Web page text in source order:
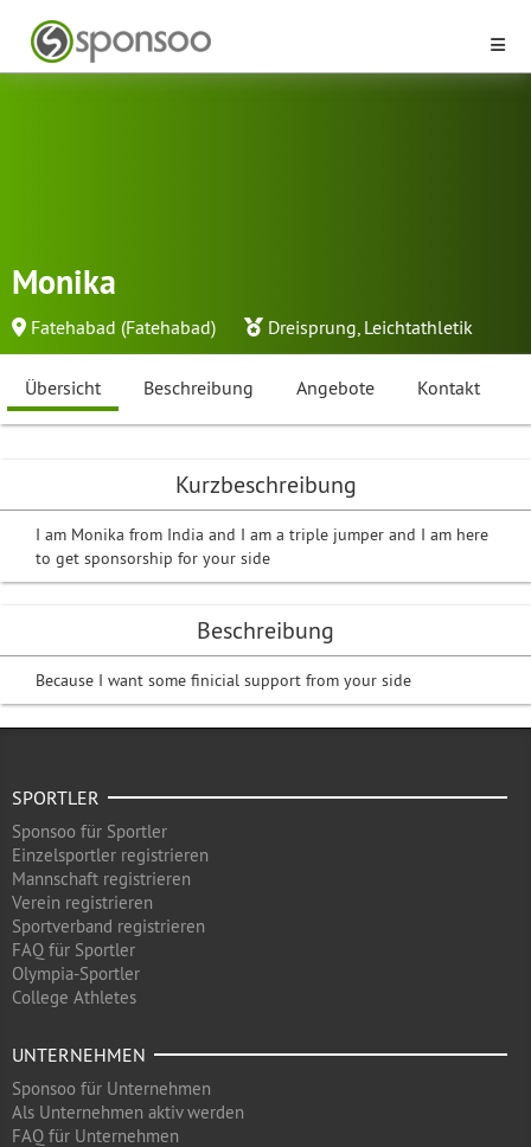
Monika
Fatehabad (Fatehabad) Dreisprung, Leichtathletik
Übersicht Beschreibung Angebote Kontakt
Kurzbeschreibung
I am Monika from India and I am a triple jumper and I am here
to get sponsorship for your side
Beschreibung
Because I want some finicial support from your side
SPORTLER
Sponsoo für Sportler
Einzelsportler registrieren
Mannschaft registrieren
Verein registrieren
Sportverband registrieren
FAQ für Sportler
Olympia-Sportler
College Athletes
UNTERNEHMEN
Sponsoo für Unternehmen
Als Unternehmen aktiv werden
FAQ für Unternehmen